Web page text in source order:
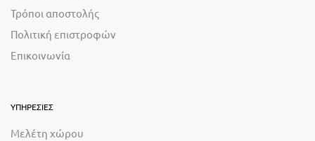
Τρόποι αποστολής
Πολιτική επιστροφών
Επικοινωνία
ΥΠΗΡΕΣΙΕΣ
Μελέτη χώρου